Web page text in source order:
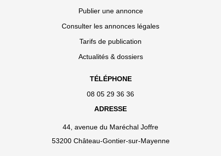
Publier une annonce
Consulter les annonces légales
Tarifs de publication
Actualités & dossiers
TÉLÉPHONE
08 05 29 36 36
ADRESSE
44, avenue du Maréchal Joffre
53200 Château-Gontier-sur-Mayenne